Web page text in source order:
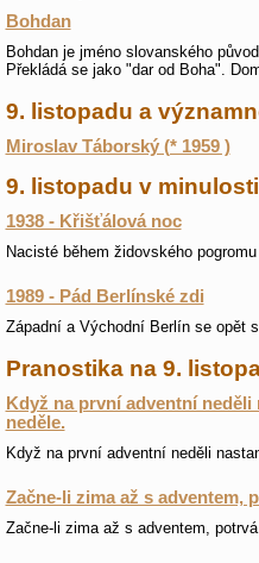
Bohdan
Bohdan je jméno slovanského
Překládá se jako "dar od Boha".
9. listopadu a
Miroslav Táborský (* 1959 )
9. listopadu v minulosti
1938 - Křišťálová noc
Nacisté během židovského
1989 - Pád Berlínské zdi
Západní a Východní Berlín se opět
Pranostika na 9.
Když na první adventní
neděle.
Když na první adventní neděli
Začne-li zima až s adventem,
Začne-li zima až s adventem,